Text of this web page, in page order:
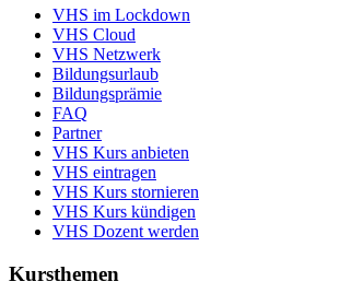
VHS im Lockdown
VHS Cloud
VHS Netzwerk
Bildungsurlaub
Bildungsprämie
FAQ
Partner
VHS Kurs anbieten
VHS eintragen
VHS Kurs stornieren
VHS Kurs kündigen
VHS Dozent werden
Kursthemen